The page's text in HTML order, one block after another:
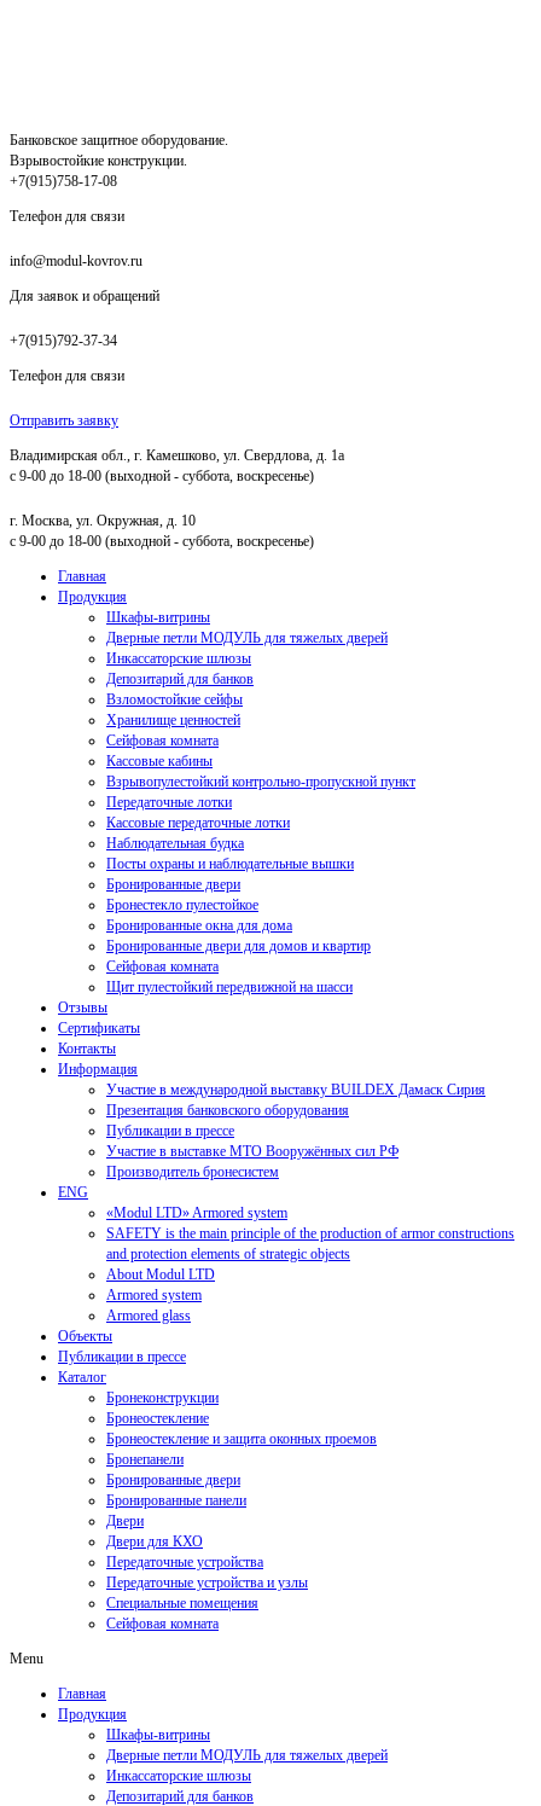
Банковское защитное оборудование.
Взрывостойкие конструкции.
+7(915)758-17-08
Телефон для связи
info@modul-kovrov.ru
Для заявок и обращений
+7(915)792-37-34
Телефон для связи
Отправить заявку
Владимирская обл., г. Камешково, ул. Свердлова, д. 1а
с 9-00 до 18-00 (выходной - суббота, воскресенье)
г. Москва, ул. Окружная, д. 10
с 9-00 до 18-00 (выходной - суббота, воскресенье)
Главная
Продукция
Шкафы-витрины
Дверные петли МОДУЛЬ для тяжелых дверей
Инкассаторские шлюзы
Депозитарий для банков
Взломостойкие сейфы
Хранилище ценностей
Сейфовая комната
Кассовые кабины
Взрывопулестойкий контрольно-пропускной пункт
Передаточные лотки
Кассовые передаточные лотки
Наблюдательная будка
Посты охраны и наблюдательные вышки
Бронированные двери
Бронестекло пулестойкое
Бронированные окна для дома
Бронированные двери для домов и квартир
Сейфовая комната
Щит пулестойкий передвижной на шасси
Отзывы
Сертификаты
Контакты
Информация
Участие в международной выставку BUILDEX Дамаск Сирия
Презентация банковского оборудования
Публикации в прессе
Участие в выставке МТО Вооружённых сил РФ
Производитель бронесистем
ENG
«Modul LTD» Armored system
SAFETY is the main principle of the production of armor constructions
and protection elements of strategic objects
About Modul LTD
Armored system
Armored glass
Объекты
Публикации в прессе
Каталог
Бронеконструкции
Бронеостекление
Бронеостекление и защита оконных проемов
Бронепанели
Бронированные двери
Бронированные панели
Двери
Двери для КХО
Передаточные устройства
Передаточные устройства и узлы
Специальные помещения
Сейфовая комната
Menu
Главная
Продукция
Шкафы-витрины
Дверные петли МОДУЛЬ для тяжелых дверей
Инкассаторские шлюзы
Депозитарий для банков